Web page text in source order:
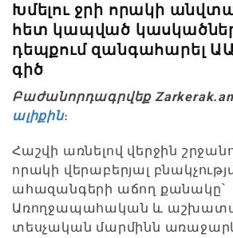
Խմելու ջրի որակի
հետ կապված կասկածներ
դեպքում զանգահարել
գիծ
Բաժանորդագրվեք
ալիքին։
Հաշվի առնելով վերջին
որակի վերաբերյալ
ահազանգերի աճող քանակը՝
Առողջապահական և
տեսչական մարմինն